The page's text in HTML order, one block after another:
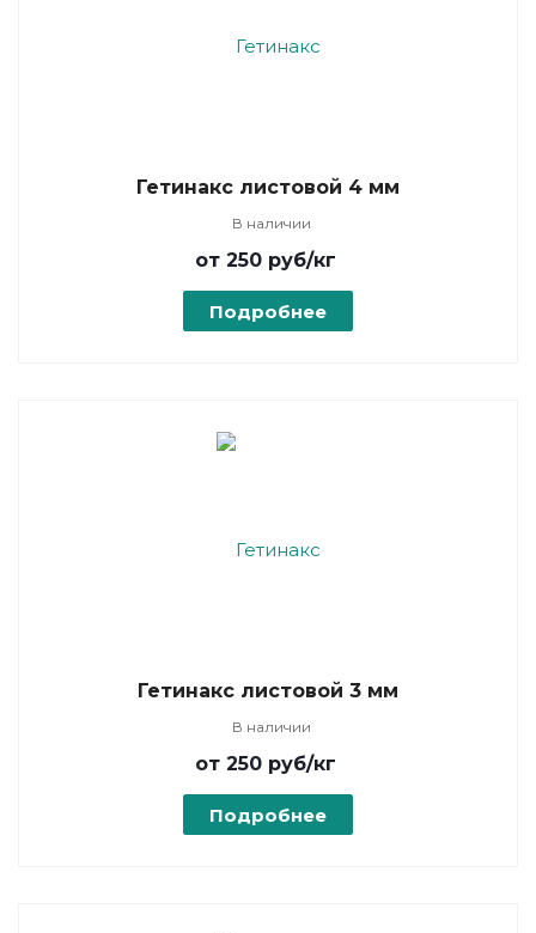
Гетинакс листовой 4 мм
В наличии
от 250 руб/кг
Подробнее
Гетинакс листовой 3 мм
В наличии
от 250 руб/кг
Подробнее